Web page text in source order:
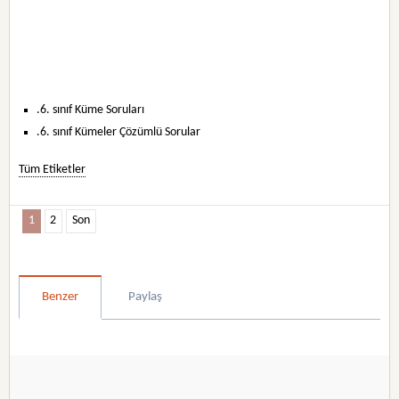
.6. sınıf Küme Soruları
.6. sınıf Kümeler Çözümlü Sorular
Tüm Etiketler
1 2 Son
Benzer Paylaş